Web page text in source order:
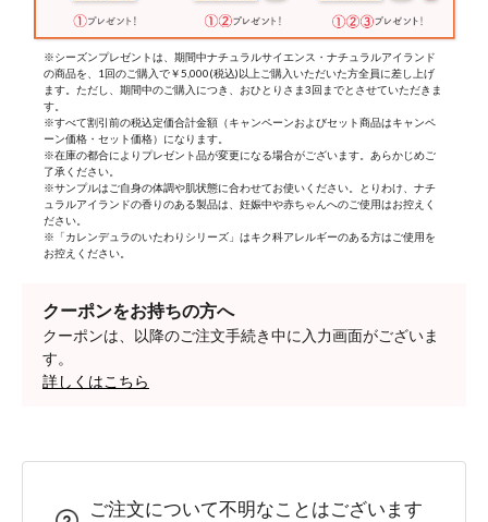
※シーズンプレゼントは、期間中ナチュラルサイエンス・ナチュラルアイランド
の商品を、1回のご購入で￥5,000(税込)以上ご購入いただいた方全員に差し上げ
ます。ただし、期間中のご購入につき、おひとりさま3回までとさせていただきま
す。
※すべて割引前の税込定価合計金額（キャンペーンおよびセット商品はキャンペ
ーン価格・セット価格）になります。
※在庫の都合によりプレゼント品が変更になる場合がございます。あらかじめご
了承ください。
※サンプルはご自身の体調や肌状態に合わせてお使いください。とりわけ、ナチ
ュラルアイランドの香りのある製品は、妊娠中や赤ちゃんへのご使用はお控えく
ださい。
※「カレンデュラのいたわりシリーズ」はキク科アレルギーのある方はご使用を
お控えください。
クーポンをお持ちの方へ
クーポンは、以降のご注文手続き中に入力画面がございま
す。
詳しくはこちら
ご注文について不明なことはございます